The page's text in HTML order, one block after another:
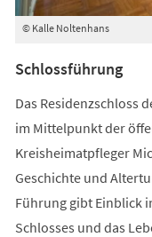
© Kalle Noltenhans
Schlossführung
Das Residenzschloss
im Mittelpunkt der
Kreisheimatpfleger
Geschichte und
Führung gibt Einblick
Schlosses und das